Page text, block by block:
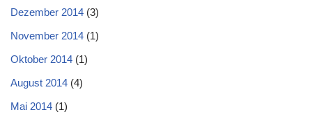
Dezember 2014 (3)
November 2014 (1)
Oktober 2014 (1)
August 2014 (4)
Mai 2014 (1)